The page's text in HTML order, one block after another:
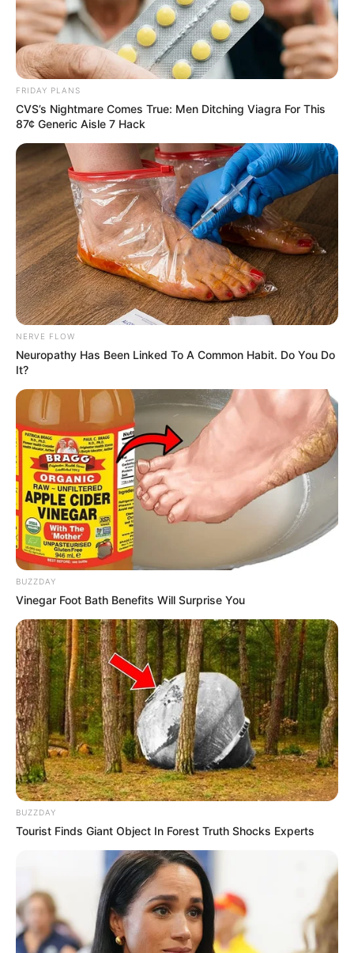
Guia da Semana
3. Kit de temperos
Ainda falando sobre comidas… Se a sua mãe ama
temperar, então você pode investir em um kit de
temperos. Essa é uma ideia super criativa, a
começar pela forma que você decidir embalar os
temperos. Capriche!
Mimo Crafts
4. Kit de costura
Se a sua mãe gosta de costurar ou é uma artesã
de mão cheia, então que tal presenteá-la com um
kit de costura? Ela vai amar e com certeza será
muito útil no trabalho ou no hobby dela.
FRIDAY PLANS
CVS’s Nightmare Comes True: Men Ditching Viagra For This
87¢ Generic Aisle 7 Hack
NERVE FLOW
Neuropathy Has Been Linked To A Common Habit. Do You Do
It?
BUZZDAY
Vinegar Foot Bath Benefits Will Surprise You
BUZZDAY
Tourist Finds Giant Object In Forest Truth Shocks Experts